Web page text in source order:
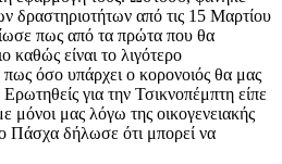
δραστηριοτήτων από τις 15 Μαρτίου
πως από τα πρώτα που θα
καθώς είναι το λιγότερο
όσο υπάρχει ο κορονοιός θα μας
για την Τσικνοπέμπτη είπε
μόνοι μας λόγω της οικογενειακής
Πάσχα δήλωσε ότι μπορεί να